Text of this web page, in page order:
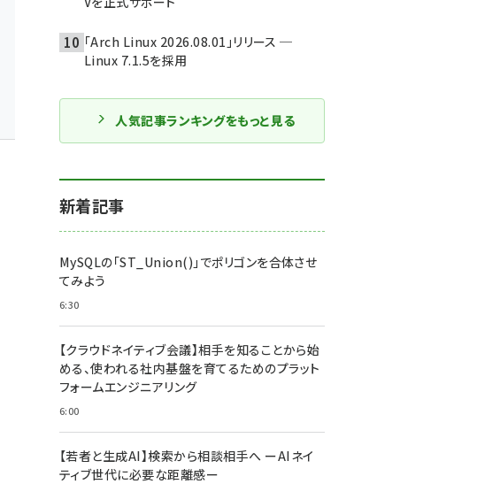
「Arch Linux 2026.08.01」リリース ─
Linux 7.1.5を採用
人気記事ランキングをもっと見る
新着記事
MySQLの「ST_Union()」でポリゴンを合体させ
てみよう
6:30
【クラウドネイティブ会議】相手を知ることから始
める、使われる社内基盤を育てるためのプラット
フォームエンジニアリング
6:00
【若者と生成AI】検索から相談相手へ ーAIネイ
ティブ世代に必要な距離感ー